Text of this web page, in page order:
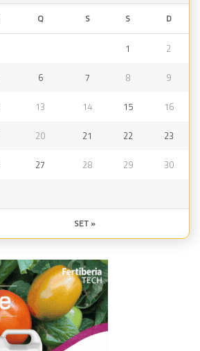
Q S S D
1 2
6 7 8 9
13 14 15 16
20 21 22 23
27 28 29 30
SET »